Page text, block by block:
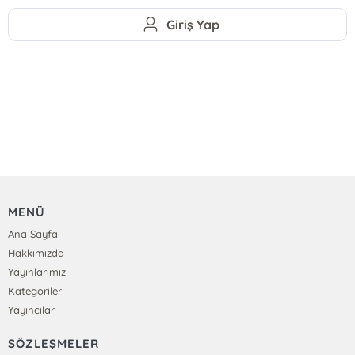
Giriş Yap
MENÜ
Ana Sayfa
Hakkımızda
Yayınlarımız
Kategoriler
Yayıncılar
SÖZLEŞMELER